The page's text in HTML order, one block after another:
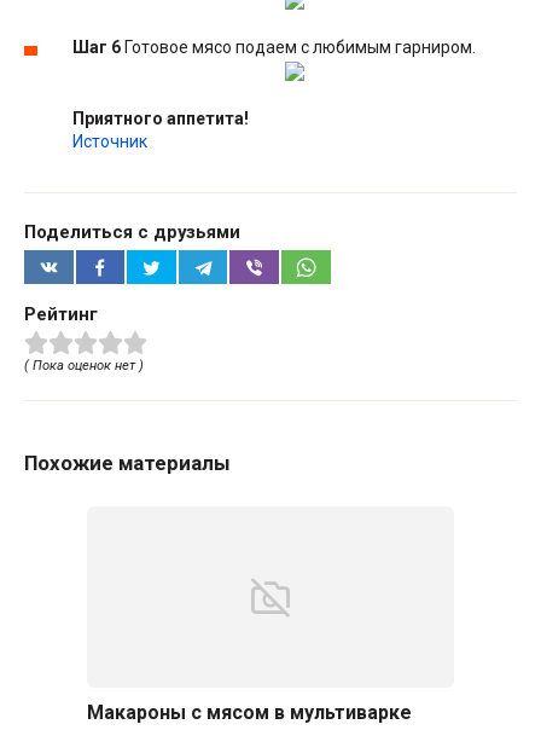
Шаг 6 Готовое мясо подаем с любимым гарниром.
Приятного аппетита!
Источник
Поделиться с друзьями
Рейтинг
( Пока оценок нет )
Похожие материалы
Макароны с мясом в мультиварке